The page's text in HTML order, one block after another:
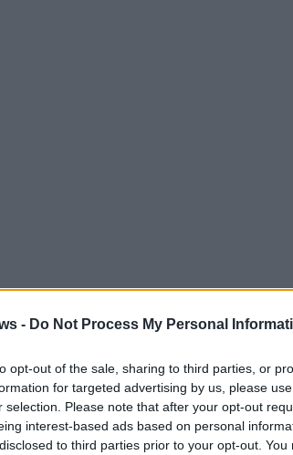
- Do Not Process My Personal
opt-out of the sale, sharing to third parties, or
for targeted advertising by us, please
selection. Please note that after your opt-out
interest-based ads based on personal
to third parties prior to your opt-out.